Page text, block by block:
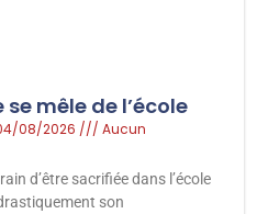
mêle de l’école
08/2026
Aucun
d’être sacrifiée dans l’école
son